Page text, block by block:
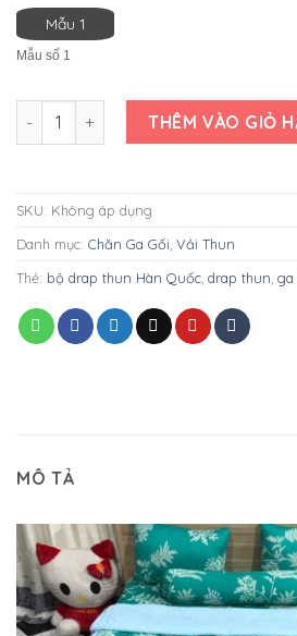
Mẫu 1
Mẫu số 1
DRAP THUN HÀN QUỐC MẪU LÁ SỐ
THÊM VÀO GIỎ
SKU: Không áp dụng
Danh mục: Chăn Ga Gối, Vải Thun
Thẻ: bộ drap thun Hàn Quốc, drap thun, ga
MÔ TẢ